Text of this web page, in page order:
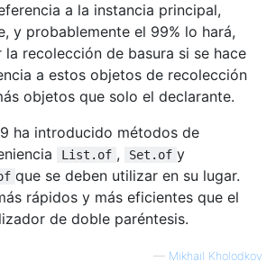
a la instancia principal,
y probablemente el 99% lo hará,
la recolección de basura si se hace
a estos objetos de recolección
objetos que solo el declarante.
ha introducido métodos de
List.of , Set.of y
que se deben utilizar en su lugar.
rápidos y más eficientes que el
de doble paréntesis.
— Mikhail Kholodkov